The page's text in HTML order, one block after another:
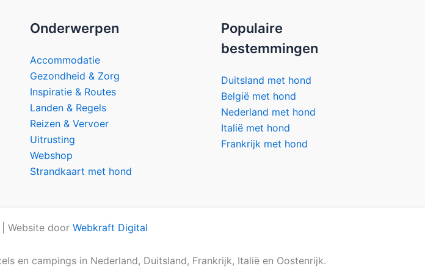
Onderwerpen
Accommodatie
Gezondheid & Zorg
Inspiratie & Routes
Landen & Regels
Reizen & Vervoer
Uitrusting
Webshop
Strandkaart met hond
Populaire
bestemmingen
Duitsland met hond
België met hond
Nederland met hond
Italië met hond
Frankrijk met hond
Website door Webkraft Digital
en campings in Nederland, Duitsland, Frankrijk, Italië en Oostenrijk.